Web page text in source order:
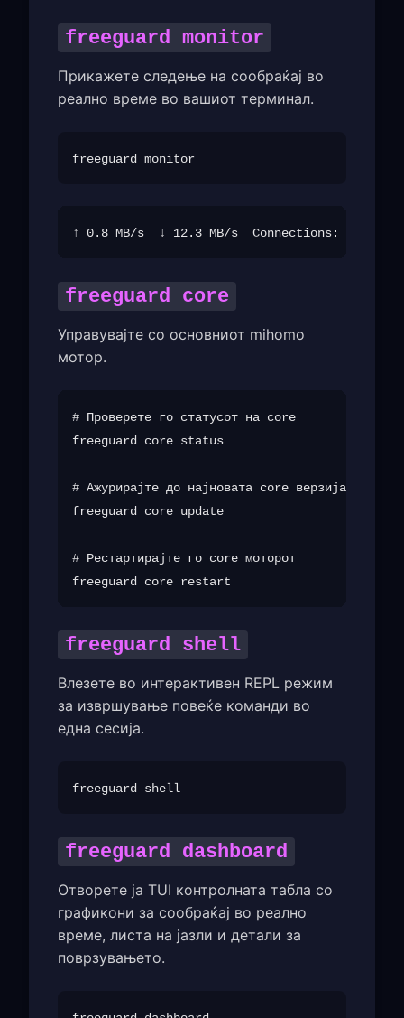
freeguard monitor
Прикажете следење на сообраќај во
реално време во вашиот терминал.
freeguard core
Управувајте со основниот mihomo
мотор.
# Проверете го статусот на core
freeguard core status
# Ажурирајте до најновата core верзија
freeguard core update
# Рестартирајте го core моторот
freeguard shell
Влезете во интерактивен REPL режим
за извршување повеќе команди во
една сесија.
freeguard dashboard
Отворете ја TUI контролната табла со
графикони за сообраќај во реално
време, листа на јазли и детали за
поврзувањето.